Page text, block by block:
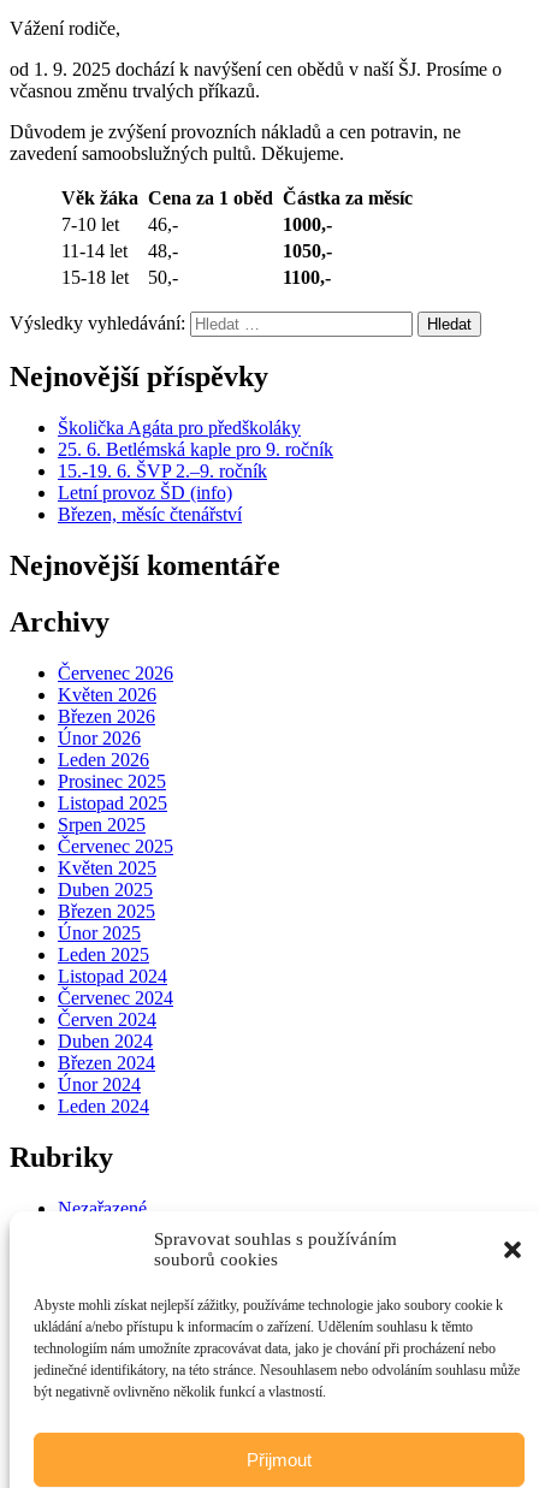
Spravovat souhlas s používáním
souborů cookies
Abyste mohli získat nejlepší zážitky, používáme technologie jako soubory cookie k
ukládání a/nebo přístupu k informacím o zařízení. Udělením souhlasu k těmto
technologiím nám umožníte zpracovávat data, jako je chování při procházení nebo
jedinečné identifikátory, na této stránce. Nesouhlasem nebo odvoláním souhlasu může
být negativně ovlivněno několik funkcí a vlastností.
Přijmout
Vážení rodiče,
od 1. 9. 2025 dochází k navýšení cen obědů v naší ŠJ. Prosíme o
včasnou změnu trvalých příkazů.
Důvodem je zvýšení provozních nákladů a cen potravin, ne
zavedení samoobslužných pultů. Děkujeme.
Věk žáka Cena za 1 oběd Částka za měsíc
7-10 let
46,-
1000,-
11-14 let
48,-
1050,-
15-18 let
50,- 1100,-
Výsledky vyhledávání:
Nejnovější příspěvky
Školička Agáta pro předškoláky
25. 6. Betlémská kaple pro 9. ročník
15.-19. 6. ŠVP 2.–9. ročník
Letní provoz ŠD (info)
Březen, měsíc čtenářství
Nejnovější komentáře
Archivy
Červenec 2026
Květen 2026
Březen 2026
Únor 2026
Leden 2026
Prosinec 2025
Listopad 2025
Srpen 2025
Červenec 2025
Květen 2025
Duben 2025
Březen 2025
Únor 2025
Leden 2025
Listopad 2024
Červenec 2024
Červen 2024
Duben 2024
Březen 2024
Únor 2024
Leden 2024
Rubriky
Nezařazené
Základní informace
Přihlásit se
Zdroj kanálů (příspěvky)
Kanál komentářů
Česká lokalizace